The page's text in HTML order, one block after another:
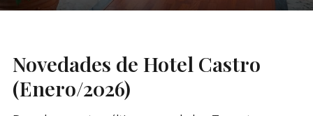
Novedades de Hotel Castro
(Enero/2026)